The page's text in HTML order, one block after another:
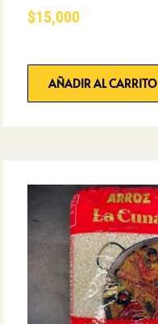
$15,000
AÑADIR AL CARRITO